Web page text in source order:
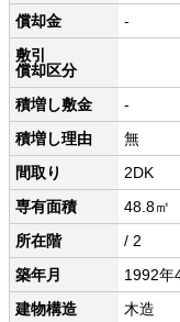
償却金
-
敷引
償却区分
積増し敷金
-
積増し理由
無
間取り
2DK
専有面積
48.8㎡
所在階
/ 2
築年月
1992年
建物構造
木造